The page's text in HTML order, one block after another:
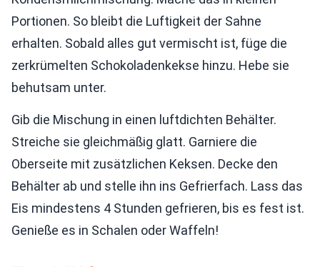
Portionen. So bleibt die Luftigkeit der Sahne
erhalten. Sobald alles gut vermischt ist, füge die
zerkrümelten Schokoladenkekse hinzu. Hebe sie
behutsam unter.
Gib die Mischung in einen luftdichten Behälter.
Streiche sie gleichmäßig glatt. Garniere die
Oberseite mit zusätzlichen Keksen. Decke den
Behälter ab und stelle ihn ins Gefrierfach. Lass das
Eis mindestens 4 Stunden gefrieren, bis es fest ist.
Genieße es in Schalen oder Waffeln!